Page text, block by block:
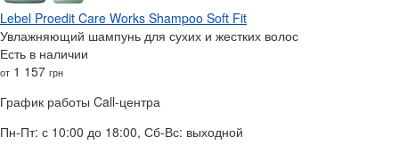
Lebel Proedit Care Works Shampoo Soft Fit
Увлажняющий шампунь для сухих и жестких волос
Есть в наличии
от 1 157 грн
График работы Call-центра
Пн-Пт: с 10:00 до 18:00, Сб-Вс: выходной